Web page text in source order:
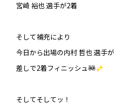
宮崎 裕也 選手が2着
そして補充により
今日から出場の内村 哲也 選手が
差しで2着フィニッシュ
そしてそしてッ！